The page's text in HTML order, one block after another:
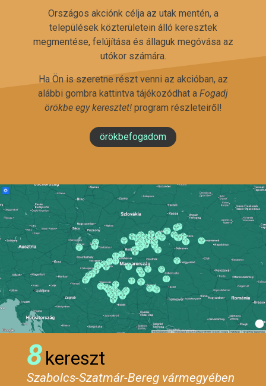
Országos akciónk célja az utak mentén, a
települések közterületein álló keresztek
megmentése, felújítása és állaguk megóvása az
utókor számára.
Ha Ön is szeretne részt venni az akcióban, az
alábbi gombra kattintva tájékozódhat a Fogadj
örökbe egy keresztet!program részleteiről!
örökbefogadom
8kereszt
Szabolcs-Szatmár-Bereg vármegyében